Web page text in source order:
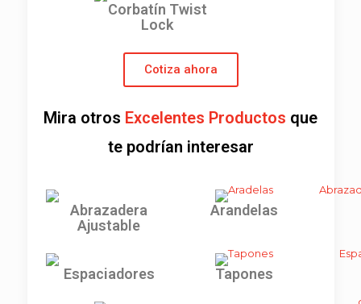
Corbatín Twist
Lock
Cotiza ahora
Mira otros Excelentes Productos que
te podrían interesar
Abrazadera
Ajustable
Arandelas
Espaciadores Tapones